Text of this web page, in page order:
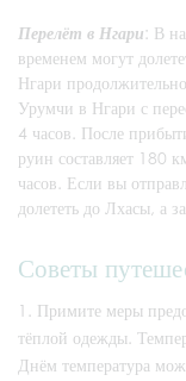
Перелёт в Нгари: В
временем могут
Нгари
Урумчи в Нгари с
4 часов. После
руин составляет 180
часов. Если вы
долететь до Лхасы, а
Советы
Примите меры
тёплой одежды.
Днём температура